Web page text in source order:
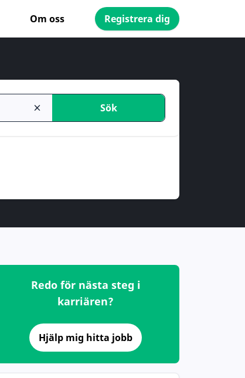
Om oss Registrera dig
Sök
Redo för nästa steg i
karriären?
Hjälp mig hitta jobb